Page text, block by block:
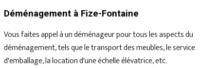
Déménagement à Fize-Fontaine
Vous faites appel à un déménageur pour tous les aspects du
déménagement, tels que le transport des meubles, le service
d'emballage, la location d'une échelle élévatrice, etc.